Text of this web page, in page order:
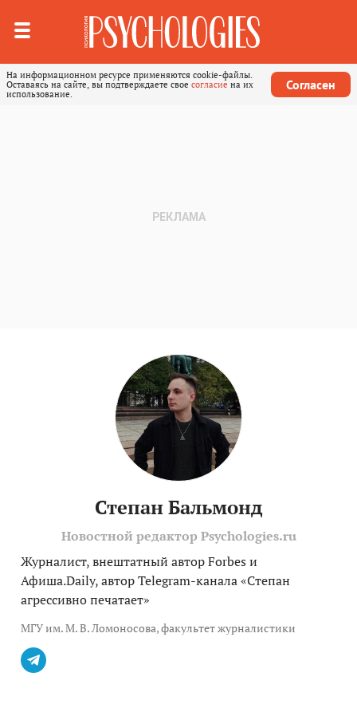
На информационном ресурсе применяются cookie-файлы.
Оставаясь на сайте, вы подтверждаете свое согласие на их
использование.
Согласен
Степан Бальмонд
Новостной редактор Psychologies.ru
Журналист, внештатный автор Forbes и
Афиша.Daily, автор Telegram-канала «Степан
агрессивно печатает»
МГУ им. М. В. Ломоносова, факультет журналистики